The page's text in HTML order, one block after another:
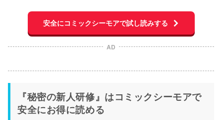
安全にコミックシーモアで試し読みする
AD
『秘密の新人研修』はコミックシーモアで
安全にお得に読める